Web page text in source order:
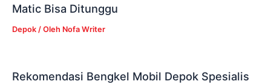
Matic Bisa Ditunggu
Depok / Oleh Nofa Writer
Rekomendasi Bengkel Mobil Depok Spesialis